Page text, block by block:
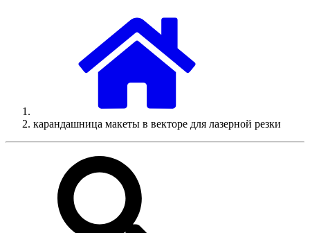
карандашница макеты в векторе для лазерной резки